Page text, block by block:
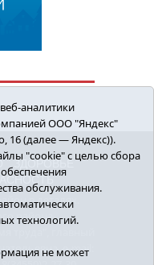
ЗДОРОВЬЕ
в деталях.
района
e-mail:
аналитики
ООО "Яндекс"
16 (далее — Яндекс)).
"cookie" с целью сбора
обслуживания.
технологий.
не может